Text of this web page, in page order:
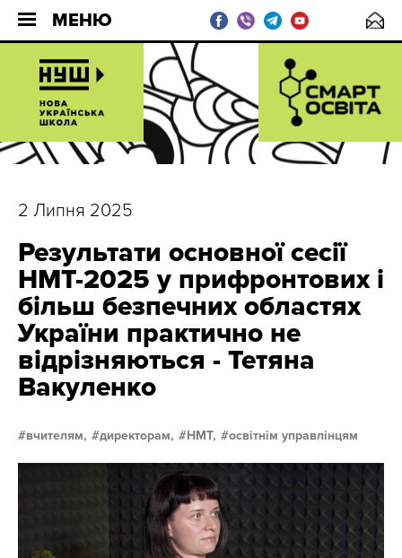
МЕНЮ
2 Липня 2025
Результати основної сесії
НМТ-2025 у прифронтових і
більш безпечних областях
України практично не
відрізняються - Тетяна
Вакуленко
вчителям, директорам, НМТ, освітнім управлінцям